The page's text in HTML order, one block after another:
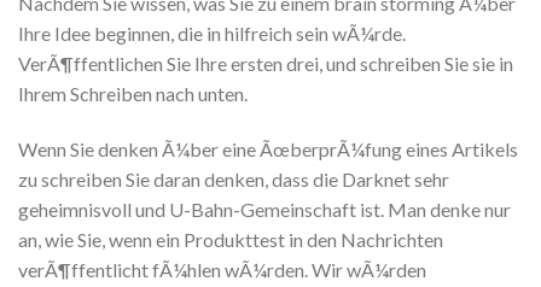
Ihre Idee beginnen, die in hilfreich sein wÃ¼rde.
VerÃ¶ffentlichen Sie Ihre ersten drei, und schreiben Sie sie in
Ihrem Schreiben nach unten.
Wenn Sie denken Ã¼ber eine ÃœberprÃ¼fung eines Artikels
zu schreiben Sie daran denken, dass die Darknet sehr
geheimnisvoll und U-Bahn-Gemeinschaft ist. Man denke nur
an, wie Sie, wenn ein Produkttest in den Nachrichten
verÃ¶ffentlicht fÃ¼hlen wÃ¼rden. Wir wÃ¼rden